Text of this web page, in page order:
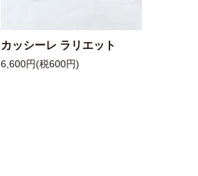
カッシーレ ラリエット
6,600円(税600円)